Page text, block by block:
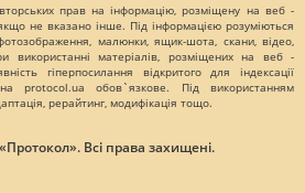
прав на інформацію, розміщену на веб -
не вказано інше. Під інформацією розуміються
малюнки, ящик-шота, скани, відео,
використанні матеріалів, розміщених на веб -
гіперпосилання відкритого для індексації
protocol.ua обов`язкове. Під використанням
рерайтинг, модифікація тощо.
Всі права захищені.